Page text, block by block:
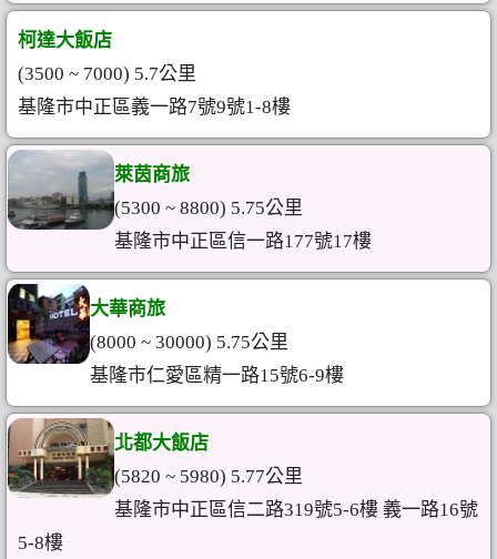
柯達大飯店
(3500 ~ 7000) 5.7公里
基隆市中正區義一路7號9號1-8樓
萊茵商旅
(5300 ~ 8800) 5.75公里
基隆市中正區信一路177號17樓
大華商旅
(8000 ~ 30000) 5.75公里
基隆市仁愛區精一路15號6-9樓
北都大飯店
(5820 ~ 5980) 5.77公里
基隆市中正區信二路319號5-6樓 義一路16號
5-8樓